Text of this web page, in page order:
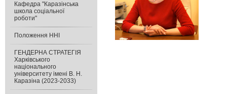
Кафедра "Каразінська
школа соціальної
роботи"
Положення ННІ
ГЕНДЕРНА СТРАТЕГІЯ
Харківського
національного
університету імені В. Н.
Каразіна (2023-2033)